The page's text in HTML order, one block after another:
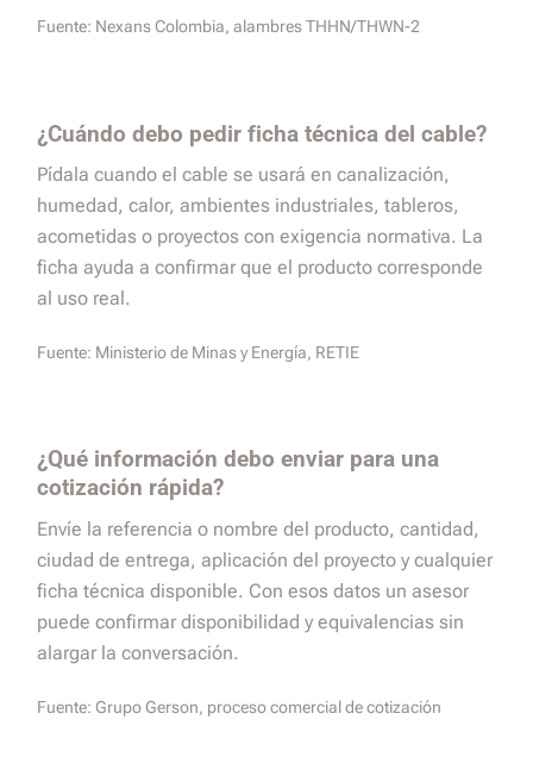
Fuente: Nexans Colombia, alambres THHN/THWN-2
¿Cuándo debo pedir ficha técnica del cable?
Pídala cuando el cable se usará en canalización,
humedad, calor, ambientes industriales, tableros,
acometidas o proyectos con exigencia normativa. La
ficha ayuda a confirmar que el producto corresponde
al uso real.
Fuente: Ministerio de Minas y Energía, RETIE
¿Qué información debo enviar para una
cotización rápida?
Envíe la referencia o nombre del producto, cantidad,
ciudad de entrega, aplicación del proyecto y cualquier
ficha técnica disponible. Con esos datos un asesor
puede confirmar disponibilidad y equivalencias sin
alargar la conversación.
Fuente: Grupo Gerson, proceso comercial de cotización